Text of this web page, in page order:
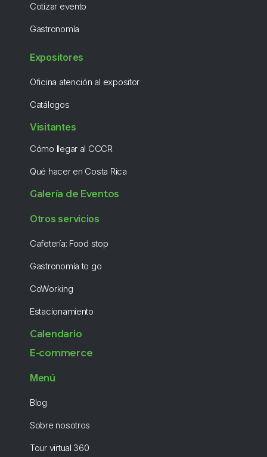
Cotizar evento
Gastronomía
Expositores
Oficina atención al expositor
Catálogos
Visitantes
Cómo llegar al CCCR
Qué hacer en Costa Rica
Galería de Eventos
Otros servicios
Cafetería: Food stop
Gastronomía to go
CoWorking
Estacionamiento
Calendario
E-commerce
Menú
Blog
Sobre nosotros
Tour virtual 360